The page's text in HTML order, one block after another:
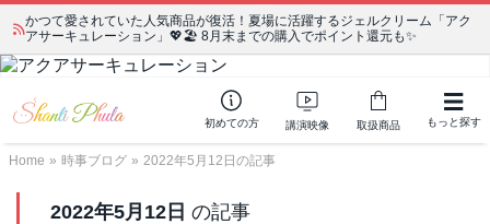
かつて愛されていた人気商品が復活！夏場に活躍するジェルクリーム「アク
アサーキュレーション」💖🏖️ 8月末までの購入でポイント還元も✨
宗教学講座 中級コース 第139回 明治以降の日本の闇３ 〜日本の黒幕た
ちの出自／在日が入り込むヤクザ／朝鮮進駐軍から始まったパチンコ利権
初めての方 講演映像 取扱商品 もっと探す
Home » 時事ブログ » 2022年5月12日の記事
2022年5月12日 の記事